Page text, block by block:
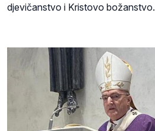
djevičanstvo i Kristovo božanstvo.